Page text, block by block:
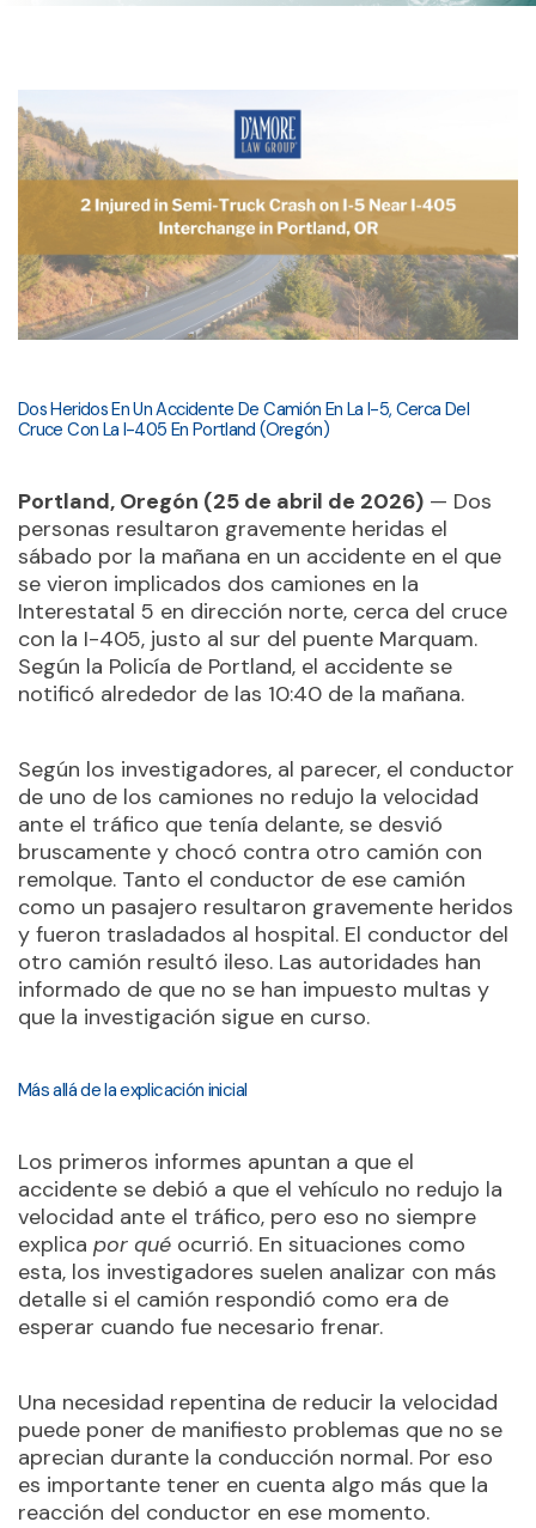
Dos Heridos En Un Accidente De Camión En La I-5, Cerca Del
Cruce Con La I-405 En Portland (Oregón)
Portland, Oregón (25 de abril de 2026) — Dos
personas resultaron gravemente heridas el
sábado por la mañana en un accidente en el que
se vieron implicados dos camiones en la
Interestatal 5 en dirección norte, cerca del cruce
con la I-405, justo al sur del puente Marquam.
Según la Policía de Portland, el accidente se
notificó alrededor de las 10:40 de la mañana.
Según los investigadores, al parecer, el conductor
de uno de los camiones no redujo la velocidad
ante el tráfico que tenía delante, se desvió
bruscamente y chocó contra otro camión con
remolque. Tanto el conductor de ese camión
como un pasajero resultaron gravemente heridos
y fueron trasladados al hospital. El conductor del
otro camión resultó ileso. Las autoridades han
informado de que no se han impuesto multas y
que la investigación sigue en curso.
Más allá de la explicación inicial
Los primeros informes apuntan a que el
accidente se debió a que el vehículo no redujo la
velocidad ante el tráfico, pero eso no siempre
explica por qué ocurrió. En situaciones como
esta, los investigadores suelen analizar con más
detalle si el camión respondió como era de
esperar cuando fue necesario frenar.
Una necesidad repentina de reducir la velocidad
puede poner de manifiesto problemas que no se
aprecian durante la conducción normal. Por eso
es importante tener en cuenta algo más que la
reacción del conductor en ese momento.